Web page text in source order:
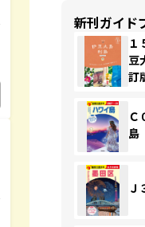
新刊ガイド
豆
訂
Ｃ
島